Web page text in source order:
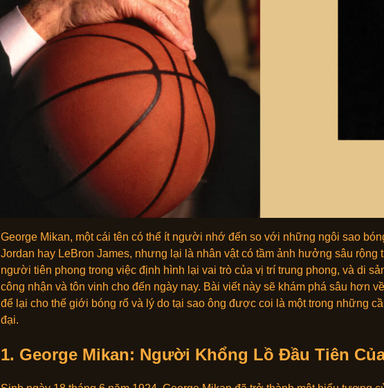
George Mikan, một cái tên có thể ít người nhớ đến so với những ngôi sao
Jordan hay LeBron James, nhưng lại là nhân vật có tầm ảnh hưởng sâu rộng
người tiên phong trong việc định hình lại vai trò của vị trí trung phong, và di
công nhận và tôn vinh cho đến ngày nay. Bài viết này sẽ khám phá sâu hơn
để lại cho thế giới bóng rổ và lý do tại sao ông được coi là một trong những
đại.
1. George Mikan: Người Khổng Lồ Đầu Tiên